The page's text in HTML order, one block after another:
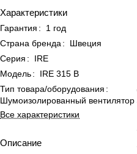
Характеристики
Гарантия :
1 год
Страна бренда :
Швеция
Серия :
IRE
Модель:
IRE 315 B
Тип товара/оборудования :
Шумоизолированный вентилятор
Все характеристики
Описание